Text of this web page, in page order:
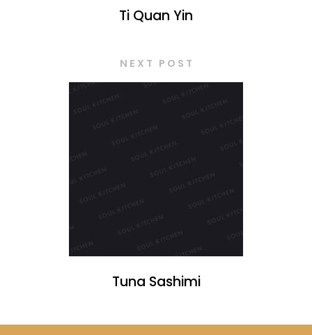
Ti Quan Yin
NEXT POST
Tuna Sashimi